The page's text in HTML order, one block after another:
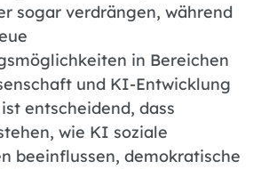
sogar verdrängen, während
in Bereichen
und KI-Entwicklung
entscheidend, dass
wie KI soziale
beeinflussen, demokratische